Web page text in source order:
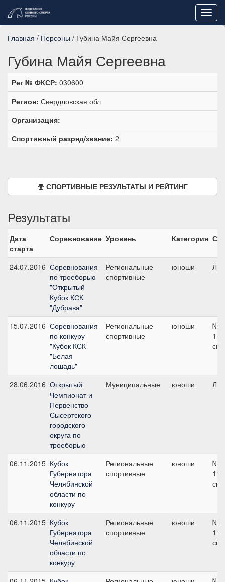
Главная / Персоны / Губина Майя Сергеевна
Губина Майя Сергеевна
Рег № ФКСР: 030600
Регион: Свердловская обл
Организация:
Спортивный разряд/звание: 2
СПОРТИВНЫЕ РЕЗУЛЬТАТЫ И РЕЙТИНГ
Результаты
Дата
старта
Соревнование Уровень Категория
24.07.2016 Соревнования
по троеборью
"Открытый
Кубок КСК
"Дубрава"
Региональные
спортивные
юноши
15.07.2016 Соревнования
по конкуру
"Кубок КСК
"Белая
лошадь"
Региональные
спортивные
юноши
№7,
110
см
28.06.2016 Открытый
Чемпионат и
Первенство
Сысертского
городского
округа по
троеборью
Муниципальные юноши
06.11.2015 Кубок
Губернатора
Челябинской
области по
конкуру
Региональные
спортивные
юноши
№3,
115
см
06.11.2015 Кубок
Губернатора
Челябинской
области по
конкуру
Региональные
спортивные
юноши
№5,
110
см